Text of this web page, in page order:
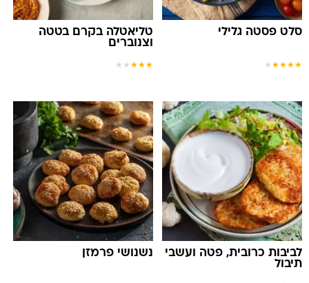
סלט פסטה גלילי
★
★
★
★
★
טליאטלה בקרם בטטה
וצנוברים
★
★
★
★
★
לביבות כרובית, פטה ועשבי
תיבול
נשנושי פרמזן